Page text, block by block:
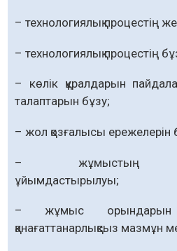
– технологиялық процестің
– технологиялық процестің
– көлік құралдарын
талаптарын бұзу;
– жол қозғалысы ережелерін
– жұмыстың
ұйымдастырылуы;
– жұмыс орындарын
қанағаттанарлықсыз мазмұн